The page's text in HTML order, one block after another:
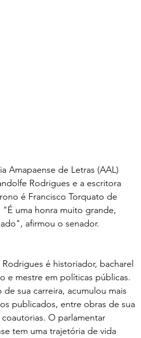
Amapaense de Letras (AAL)
Rodrigues e a escritora
é Francisco Torquato de
uma honra muito grande,
afirmou o senador.
Rodrigues é historiador, bacharel
e mestre em políticas públicas.
sua carreira, acumulou mais
publicados, entre obras de sua
O parlamentar
tem uma trajetória de vida